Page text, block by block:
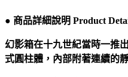
● 商品詳細說明 Product
幻影箱在十九世紀當時一推
式圓柱體，內部附著連續的